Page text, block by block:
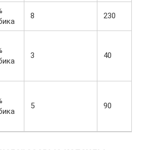
8 230
3 40
5 90